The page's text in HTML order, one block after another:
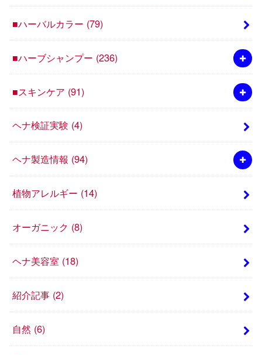
■ハーバルカラー (79)
■ハーブシャンプー (236)
■スキンケア (91)
ヘナ検証実験 (4)
ヘナ製造情報 (94)
植物アレルギー (14)
オーガニック (8)
ヘナ美容室 (18)
紹介記事 (2)
自然 (6)